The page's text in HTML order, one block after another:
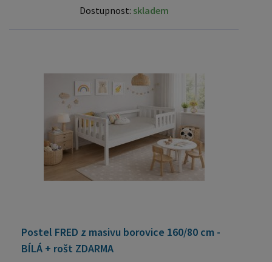
Dostupnost: skladem
Postel FRED z masivu borovice 160/80 cm -
BÍLÁ + rošt ZDARMA